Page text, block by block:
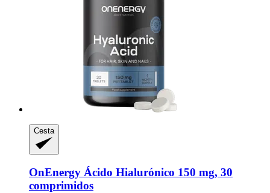
Cesta
OnEnergy Ácido Hialurónico 150 mg, 30
comprimidos